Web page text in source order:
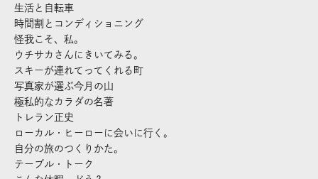
生活と自転車
時間割とコンディショニング
怪我こそ、私。
ウチサカさんにきいてみる。
スキーが連れてってくれる町
写真家が選ぶ今月の山
極私的なカラダの名著
トレラン正史
ローカル・ヒーローに会いに行く。
自分の旅のつくりかた。
テーブル・トーク